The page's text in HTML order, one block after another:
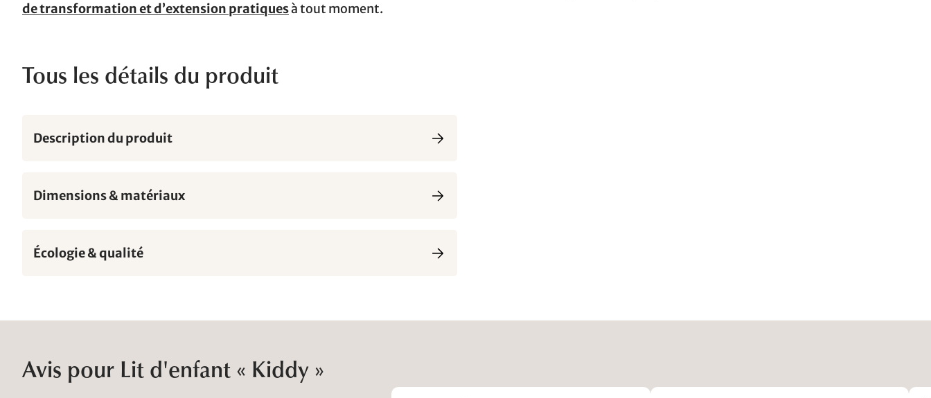
de transformation et d’extension pratiquesà tout moment.
Tous les détails du produit
Description du produit
Dimensions & matériaux
Écologie & qualité
Avis pour Lit d'enfant « Kiddy »